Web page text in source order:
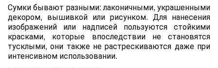
Сумки бывают разными: лаконичными, украшенными
декором, вышивкой или рисунком. Для нанесения
изображений или надписей пользуются стойкими
красками, которые впоследствии не становятся
тусклыми, они также не растрескиваются даже при
интенсивном использовании.